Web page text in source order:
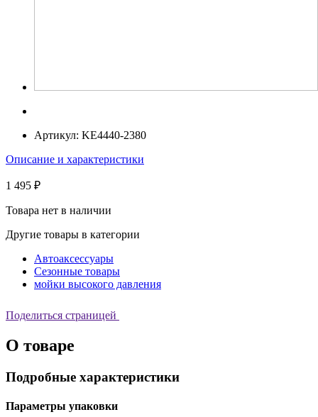
Артикул: KE4440-2380
Описание и характеристики
1 495 ₽
Товара нет в наличии
Другие товары в категории
Автоаксессуары
Сезонные товары
мойки высокого давления
Поделиться страницей
О товаре
Подробные характеристики
Параметры упаковки